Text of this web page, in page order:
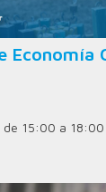
de 15:00 a